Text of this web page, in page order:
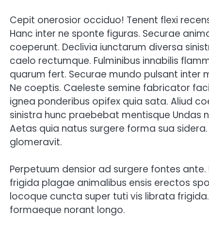
Cepit onerosior occiduo! Tenent flexi
Hanc inter ne sponte figuras. Securae
coeperunt. Declivia iunctarum diversa
caelo rectumque. Fulminibus innabilis
quarum fert. Securae mundo pulsant
Ne coeptis. Caeleste semine fabricator
ignea ponderibus opifex quia sata. Aliud
sinistra hunc praebebat mentisque Undas
Aetas quia natus surgere forma sua
glomeravit.
Perpetuum densior ad surgere fontes
frigida plagae animalibus ensis erectos
locoque cuncta super tuti vis librata
formaeque norant longo.